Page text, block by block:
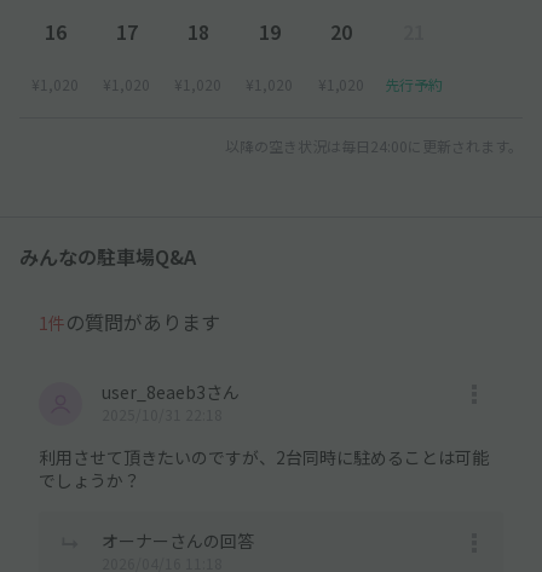
16
¥1,020
17
¥1,020
18
¥1,020
19
¥1,020
20
¥1,020 先行予約
以降の空き状況は毎日24:00に更新されます。
みんなの駐車場Q&A
1件の質問があります
user_8eaeb3さん
利用させて頂きたいのですが、2台同時に駐めることは可能
でしょうか？
オーナーさんの回答